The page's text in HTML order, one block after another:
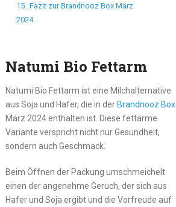
15. Fazit zur Brandnooz Box März
2024
Natumi Bio Fettarm
Natumi Bio Fettarm ist eine Milchalternative
aus Soja und Hafer, die in derBrandnooz Box
März 2024 enthalten ist. Diese fettarme
Variante verspricht nicht nur Gesundheit,
sondern auch Geschmack.
Beim Öffnen der Packung umschmeichelt
einen der angenehme Geruch, der sich aus
Hafer und Soja ergibt und die Vorfreude auf